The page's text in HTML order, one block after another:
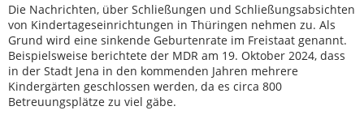
Die Nachrichten, über Schließungen und Schließungsabsichten
von Kindertageseinrichtungen in Thüringen nehmen zu. Als
Grund wird eine sinkende Geburtenrate im Freistaat genannt.
Beispielsweise berichtete der MDR am 19. Oktober 2024, dass
in der Stadt Jena in den kommenden Jahren mehrere
Kindergärten geschlossen werden, da es circa 800
Betreuungsplätze zu viel gäbe.